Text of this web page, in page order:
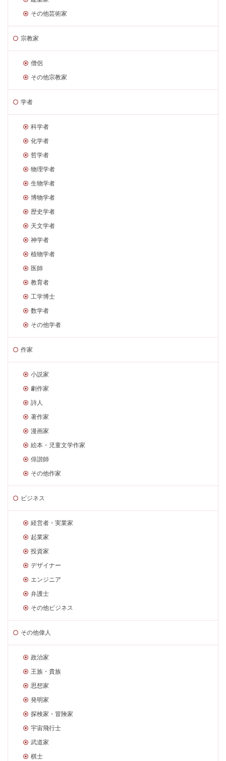
その他芸術家
宗教家
僧侶
その他宗教家
学者
科学者
化学者
哲学者
物理学者
生物学者
博物学者
歴史学者
天文学者
神学者
植物学者
医師
教育者
工学博士
数学者
その他学者
作家
小説家
劇作家
詩人
著作家
漫画家
絵本・児童文学作家
俳諧師
その他作家
ビジネス
経営者・実業家
起業家
投資家
デザイナー
エンジニア
弁護士
その他ビジネス
その他偉人
政治家
王族・貴族
思想家
発明家
探検家・冒険家
宇宙飛行士
武道家
棋士